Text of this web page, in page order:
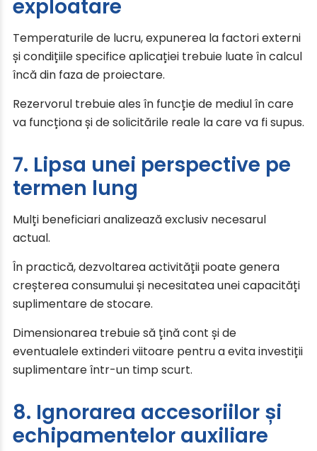
exploatare
Temperaturile de lucru, expunerea la factori externi
și condițiile specifice aplicației trebuie luate în calcul
încă din faza de proiectare.
Rezervorul trebuie ales în funcție de mediul în care
va funcționa și de solicitările reale la care va fi supus.
7. Lipsa unei perspective pe
termen lung
Mulți beneficiari analizează exclusiv necesarul
actual.
În practică, dezvoltarea activității poate genera
creșterea consumului și necesitatea unei capacități
suplimentare de stocare.
Dimensionarea trebuie să țină cont și de
eventualele extinderi viitoare pentru a evita investiții
suplimentare într-un timp scurt.
8. Ignorarea accesoriilor și
echipamentelor auxiliare